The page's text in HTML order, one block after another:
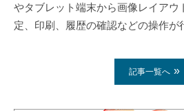
やタブレット端末から画像レイアウ
定、印刷、履歴の確認などの操作が
記事一覧へ